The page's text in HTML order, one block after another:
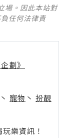
場。因此本站對
任何法律責
劃》
丶 寵物 丶 扮靚
樂資訊！